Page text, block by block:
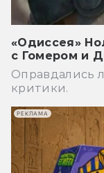
«Одиссея»
с Гомером и
Оправдались
критики.
РЕКЛАМА